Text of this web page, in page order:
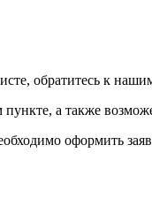
обратитесь к
а также
оформить